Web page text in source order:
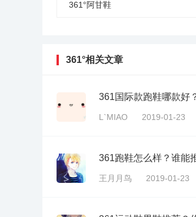
361°阿甘鞋
361°相关文章
361国际款跑鞋哪款好
L`MIAO 2019-01-23
361跑鞋怎么样？谁能
王月月鸟 2019-01-23